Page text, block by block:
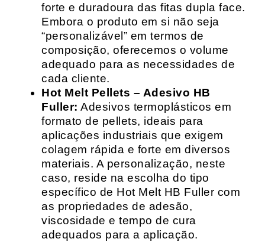
forte e duradoura das fitas dupla face.
Embora o produto em si não seja
“personalizável” em termos de
composição, oferecemos o volume
adequado para as necessidades de
cada cliente.
Hot Melt Pellets – Adesivo HB
Fuller: Adesivos termoplásticos em
formato de pellets, ideais para
aplicações industriais que exigem
colagem rápida e forte em diversos
materiais. A personalização, neste
caso, reside na escolha do tipo
específico de Hot Melt HB Fuller com
as propriedades de adesão,
viscosidade e tempo de cura
adequados para a aplicação.